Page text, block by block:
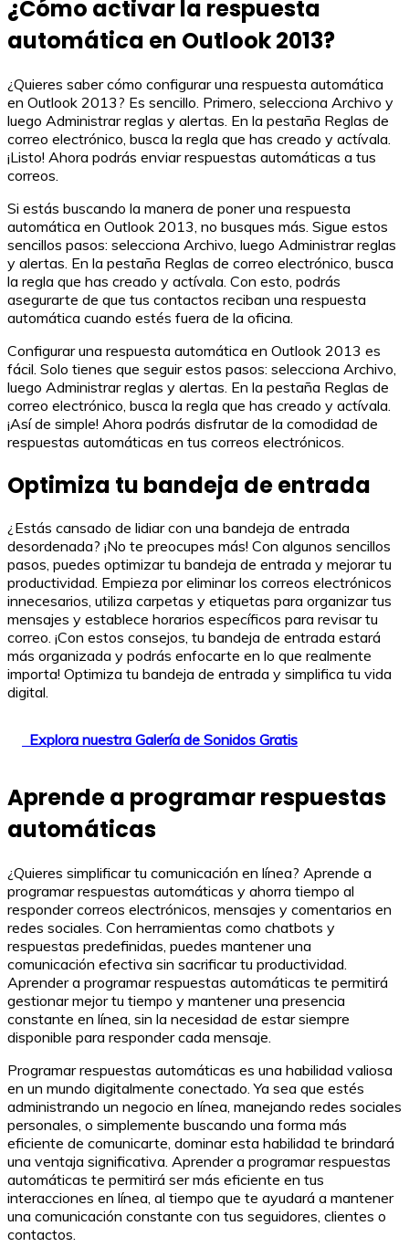
¿Cómo activar la respuesta
automática en Outlook 2013?
¿Quieres saber cómo configurar una respuesta automática
en Outlook 2013? Es sencillo. Primero, selecciona Archivo y
luego Administrar reglas y alertas. En la pestaña Reglas de
correo electrónico, busca la regla que has creado y actívala.
¡Listo! Ahora podrás enviar respuestas automáticas a tus
correos.
Si estás buscando la manera de poner una respuesta
automática en Outlook 2013, no busques más. Sigue estos
sencillos pasos: selecciona Archivo, luego Administrar reglas
y alertas. En la pestaña Reglas de correo electrónico, busca
la regla que has creado y actívala. Con esto, podrás
asegurarte de que tus contactos reciban una respuesta
automática cuando estés fuera de la oficina.
Configurar una respuesta automática en Outlook 2013 es
fácil. Solo tienes que seguir estos pasos: selecciona Archivo,
luego Administrar reglas y alertas. En la pestaña Reglas de
correo electrónico, busca la regla que has creado y actívala.
¡Así de simple! Ahora podrás disfrutar de la comodidad de
respuestas automáticas en tus correos electrónicos.
Optimiza tu bandeja de entrada
¿Estás cansado de lidiar con una bandeja de entrada
desordenada? ¡No te preocupes más! Con algunos sencillos
pasos, puedes optimizar tu bandeja de entrada y mejorar tu
productividad. Empieza por eliminar los correos electrónicos
innecesarios, utiliza carpetas y etiquetas para organizar tus
mensajes y establece horarios específicos para revisar tu
correo. ¡Con estos consejos, tu bandeja de entrada estará
más organizada y podrás enfocarte en lo que realmente
importa! Optimiza tu bandeja de entrada y simplifica tu vida
digital.
Explora nuestra Galería de Sonidos Gratis
Aprende a programar respuestas
automáticas
¿Quieres simplificar tu comunicación en línea? Aprende a
programar respuestas automáticas y ahorra tiempo al
responder correos electrónicos, mensajes y comentarios en
redes sociales. Con herramientas como chatbots y
respuestas predefinidas, puedes mantener una
comunicación efectiva sin sacrificar tu productividad.
Aprender a programar respuestas automáticas te permitirá
gestionar mejor tu tiempo y mantener una presencia
constante en línea, sin la necesidad de estar siempre
disponible para responder cada mensaje.
Programar respuestas automáticas es una habilidad valiosa
en un mundo digitalmente conectado. Ya sea que estés
administrando un negocio en línea, manejando redes sociales
personales, o simplemente buscando una forma más
eficiente de comunicarte, dominar esta habilidad te brindará
una ventaja significativa. Aprender a programar respuestas
automáticas te permitirá ser más eficiente en tus
interacciones en línea, al tiempo que te ayudará a mantener
una comunicación constante con tus seguidores, clientes o
contactos.